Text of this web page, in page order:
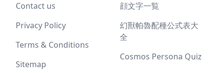
Contact us
Privacy Policy
Terms & Conditions
Sitemap
顔文字一覧
幻獸帕魯配種公式表大
全
Cosmos Persona Quiz